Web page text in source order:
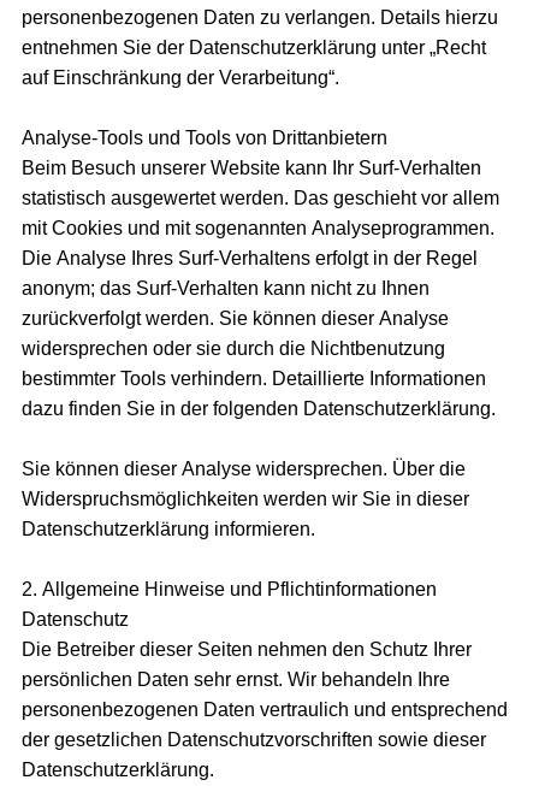
personenbezogenen Daten zu verlangen. Details hierzu
entnehmen Sie der Datenschutzerklärung unter „Recht
auf Einschränkung der Verarbeitung“.
Analyse-Tools und Tools von Drittanbietern
Beim Besuch unserer Website kann Ihr Surf-Verhalten
statistisch ausgewertet werden. Das geschieht vor allem
mit Cookies und mit sogenannten Analyseprogrammen.
Die Analyse Ihres Surf-Verhaltens erfolgt in der Regel
anonym; das Surf-Verhalten kann nicht zu Ihnen
zurückverfolgt werden. Sie können dieser Analyse
widersprechen oder sie durch die Nichtbenutzung
bestimmter Tools verhindern. Detaillierte Informationen
dazu finden Sie in der folgenden Datenschutzerklärung.
Sie können dieser Analyse widersprechen. Über die
Widerspruchsmöglichkeiten werden wir Sie in dieser
Datenschutzerklärung informieren.
2. Allgemeine Hinweise und Pflichtinformationen
Datenschutz
Die Betreiber dieser Seiten nehmen den Schutz Ihrer
persönlichen Daten sehr ernst. Wir behandeln Ihre
personenbezogenen Daten vertraulich und entsprechend
der gesetzlichen Datenschutzvorschriften sowie dieser
Datenschutzerklärung.